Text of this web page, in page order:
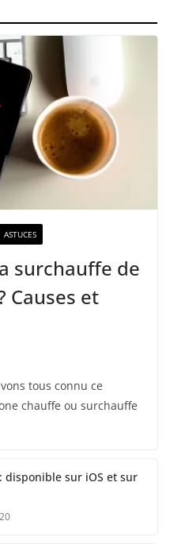
ASTUCES
surchauffe de
Causes et
tous connu ce
chauffe ou surchauffe
: disponible sur iOS et sur